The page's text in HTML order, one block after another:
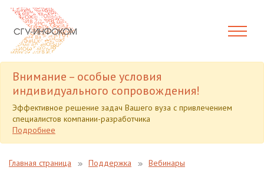
Внимание – особые условия
индивидуального сопровождения!
Эффективное решение задач Вашего вуза с привлечением
специалистов компании-разработчика
Подробнее
Главная страница Поддержка Вебинары